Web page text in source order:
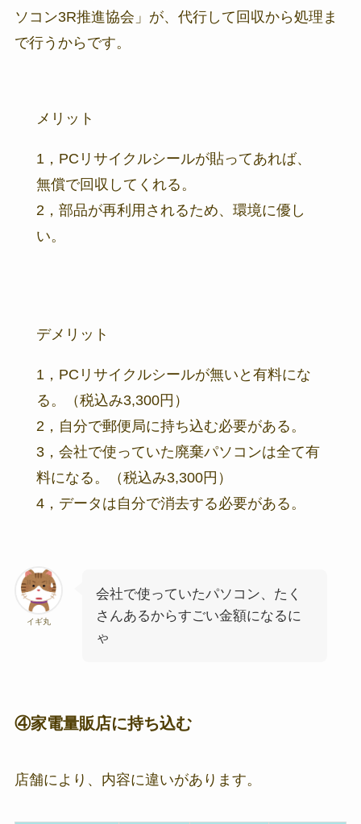
ソコン3R推進協会」が、代行して回収から処理ま
で行うからです。
メリット
1，PCリサイクルシールが貼ってあれば、
無償で回収してくれる。
2，部品が再利用されるため、環境に優し
い。
デメリット
1，PCリサイクルシールが無いと有料にな
る。（税込み3,300円）
2，自分で郵便局に持ち込む必要がある。
3，会社で使っていた廃棄パソコンは全て有
料になる。（税込み3,300円）
4，データは自分で消去する必要がある。
イギ丸
会社で使っていたパソコン、たく
さんあるからすごい金額になるに
ゃ
④家電量販店に持ち込む
店舗により、内容に違いがあります。